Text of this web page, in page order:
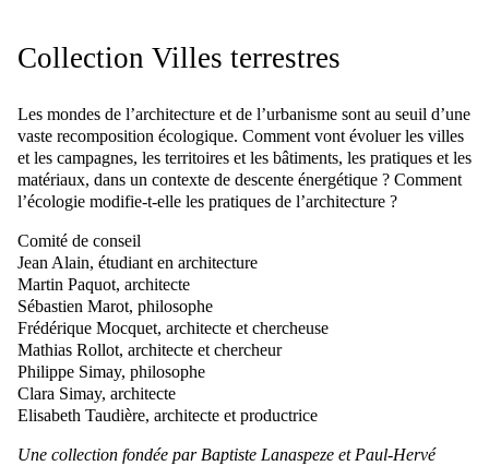
Collection Villes terrestres
Les mondes de l’architecture et de l’urbanisme sont au seuil d’une
vaste recomposition écologique. Comment vont évoluer les villes
et les campagnes, les territoires et les bâtiments, les pratiques et les
matériaux, dans un contexte de descente énergétique ? Comment
l’écologie modifie-t-elle les pratiques de l’architecture ?
Comité de conseil
Jean Alain, étudiant en architecture
Martin Paquot, architecte
Sébastien Marot, philosophe
Frédérique Mocquet, architecte et chercheuse
Mathias Rollot, architecte et chercheur
Philippe Simay, philosophe
Clara Simay, architecte
Elisabeth Taudière, architecte et productrice
Une collection fondée par Baptiste Lanaspeze et Paul-Hervé